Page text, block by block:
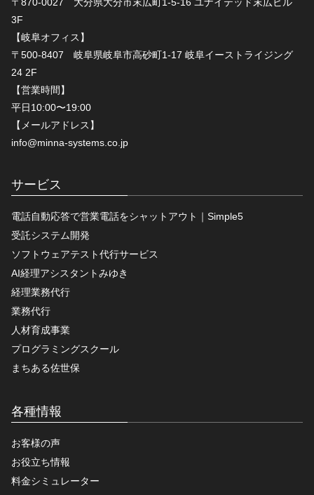
3F
【岐阜オフィス】
〒500-8407 岐阜県岐阜市高砂町1-17 岐阜イーストライジング
24 2F
【営業時間】
平日10:00〜19:00
【メールアドレス】
info@minna-systems.co.jp
サービス
電話自動応答で営業電話をシャットアウト｜Simple5
受託システム開発
ソフトウェアテスト代行サービス
AI経理アシスタントみゆき
経理業務代行
業務代行
人材育成事業
プログラミングスクール
まちある佐世保
各種情報
お客様の声
お役立ち情報
料金シミュレーター